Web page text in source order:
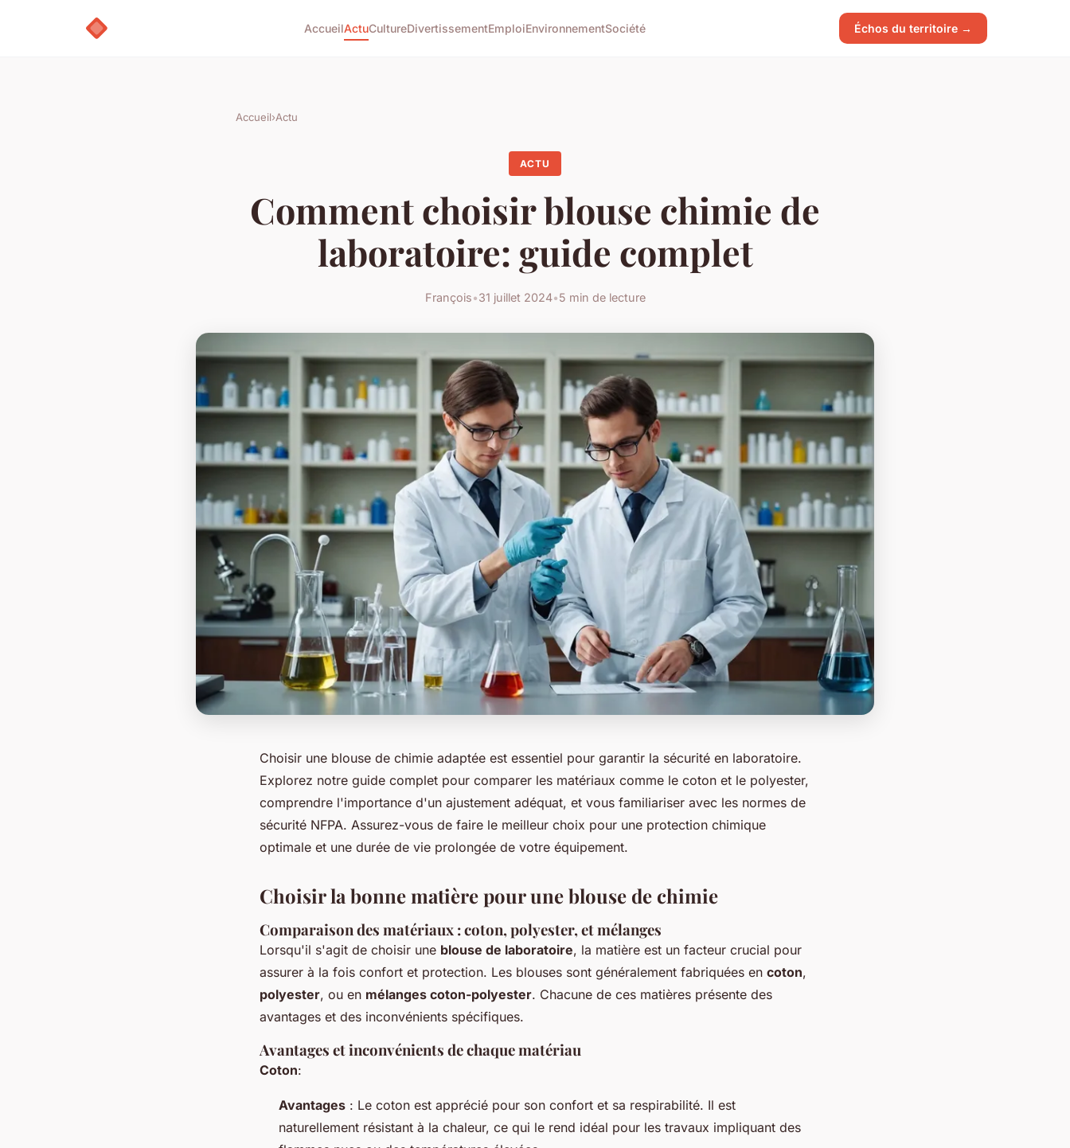
AccueilActuCultureDivertissementEmploiEnvironnementSociété Échos du territoire →
Accueil›Actu
ACTU
Comment choisir blouse chimie de
laboratoire: guide complet
François•31 juillet 2024•5 min de lecture
Choisir une blouse de chimie adaptée est essentiel pour garantir la sécurité en laboratoire.
Explorez notre guide complet pour comparer les matériaux comme le coton et le polyester,
comprendre l'importance d'un ajustement adéquat, et vous familiariser avec les normes de
sécurité NFPA. Assurez-vous de faire le meilleur choix pour une protection chimique
optimale et une durée de vie prolongée de votre équipement.
Choisir la bonne matière pour une blouse de chimie
Comparaison des matériaux : coton, polyester, et mélanges
Lorsqu'il s'agit de choisir une blouse de laboratoire, la matière est un facteur crucial pour
assurer à la fois confort et protection. Les blouses sont généralement fabriquées en coton,
polyester, ou en mélanges coton-polyester. Chacune de ces matières présente des
avantages et des inconvénients spécifiques.
Avantages et inconvénients de chaque matériau
Coton:
Avantages : Le coton est apprécié pour son confort et sa respirabilité. Il est
naturellement résistant à la chaleur, ce qui le rend idéal pour les travaux impliquant des